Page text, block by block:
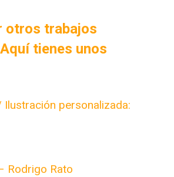
otros trabajos
tienes unos
Ilustración personalizada:
Rodrigo Rato